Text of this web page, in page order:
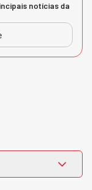
notícias da